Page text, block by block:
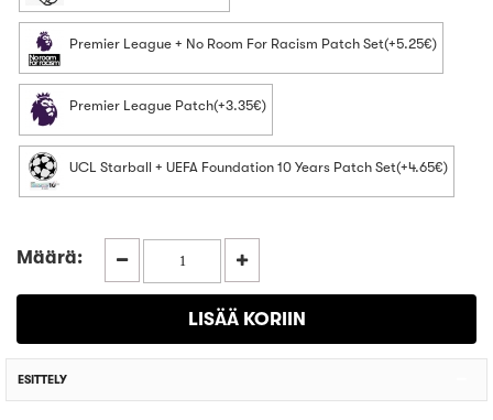
Premier League + No Room For Racism Patch Set(+5.25€)
Premier League Patch(+3.35€)
UCL Starball + UEFA Foundation 10 Years Patch Set(+4.65€)
Määrä:
ESITTELY